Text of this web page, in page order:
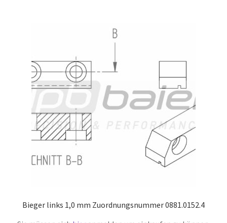
Bieger links 1,0 mm Zuordnungsnummer 0881.0152.4